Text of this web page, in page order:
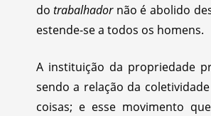
dotrabalhador não é abolido
estende-se a todos os homens.
A instituição da propriedade
sendo a relação da
coisas; e esse movimento